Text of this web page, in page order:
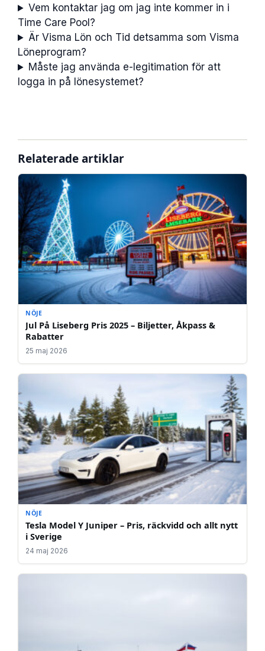
Vem kontaktar jag om jag inte kommer in i
Time Care Pool?
Är Visma Lön och Tid detsamma som Visma
Löneprogram?
Måste jag använda e-legitimation för att
logga in på lönesystemet?
Relaterade artiklar
NÖJE
Jul På Liseberg Pris 2025 – Biljetter, Åkpass &
Rabatter
25 maj 2026
NÖJE
Tesla Model Y Juniper – Pris, räckvidd och allt nytt
i Sverige
24 maj 2026